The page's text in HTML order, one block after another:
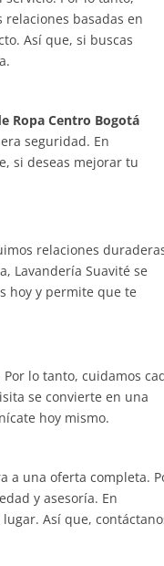
basadas en
Así que, si buscas
Ropa Centro Bogotá
seguridad. En
si deseas mejorar tu
relaciones
Lavandería Suavité se
hoy y permite que te
lo tanto, cuidamos
se convierte en una
hoy mismo.
a una oferta completa.
y asesoría. En
Así que,